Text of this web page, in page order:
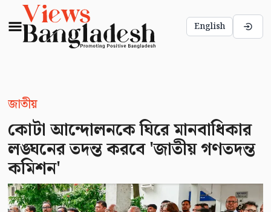
English
জাতীয়
কোটা আন্দোলনকে ঘিরে মানবাধিকার
লঙ্ঘনের তদন্ত করবে 'জাতীয় গণতদন্ত
কমিশন'